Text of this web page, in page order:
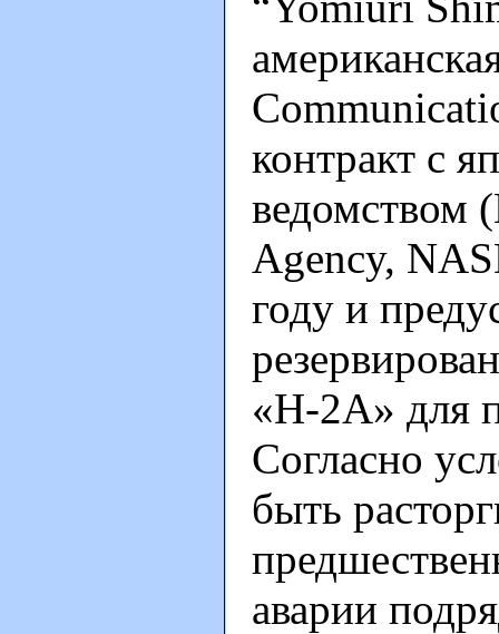
контракт с
ведомством
Agency,
году и
«Н-2А» для
Согласно
быть
аварии